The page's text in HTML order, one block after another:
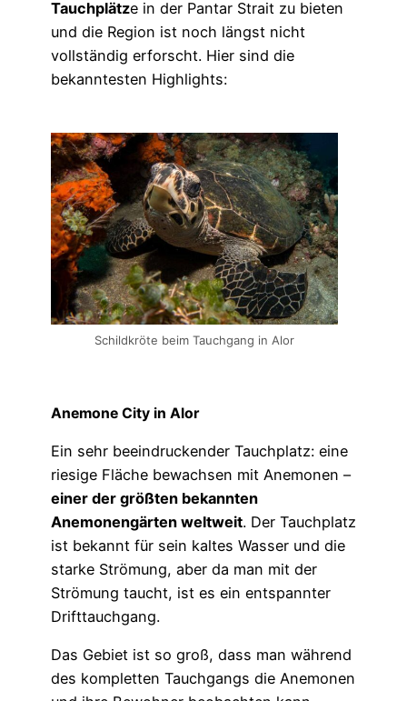
Tauchplätze in der Pantar Strait zu bieten
und die Region ist noch längst nicht
vollständig erforscht. Hier sind die
bekanntesten Highlights:
Schildkröte beim Tauchgang in Alor
Anemone City in Alor
Ein sehr beeindruckender Tauchplatz: eine
riesige Fläche bewachsen mit Anemonen –
einer der größten bekannten
Anemonengärten weltweit. Der Tauchplatz
ist bekannt für sein kaltes Wasser und die
starke Strömung, aber da man mit der
Strömung taucht, ist es ein entspannter
Drifttauchgang.
Das Gebiet ist so groß, dass man während
des kompletten Tauchgangs die Anemonen